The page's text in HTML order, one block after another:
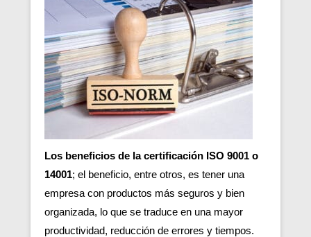
Los beneficios de la certificación ISO 9001 o
14001; el beneficio, entre otros, es tener una
empresa con productos más seguros y bien
organizada, lo que se traduce en una mayor
productividad, reducción de errores y tiempos.